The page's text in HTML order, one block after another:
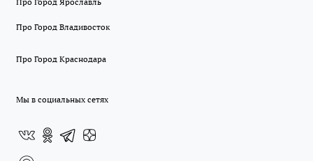
Про Город Владивосток
Про Город Краснодара
Мы в социальных сетях